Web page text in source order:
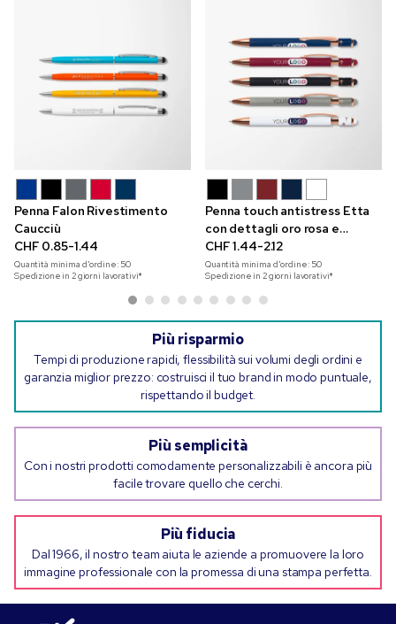
Penna Falon Rivestimento
Caucciù
CHF 0.85-1.44
Quantità minima d'ordine: 50
Spedizione in 2 giorni lavorativi*
Penna touch antistress Etta
con dettagli oro rosa e
stampa a colori
CHF 1.44-2.12
Quantità minima d'ordine: 50
Spedizione in 2 giorni lavorativi*
Più risparmio
Tempi di produzione rapidi, flessibilità sui volumi degli ordini e
garanzia miglior prezzo: costruisci il tuo brand in modo puntuale,
rispettando il budget.
Più semplicità
Con i nostri prodotti comodamente personalizzabili è ancora più
facile trovare quello che cerchi.
Più fiducia
Dal 1966, il nostro team aiuta le aziende a promuovere la loro
immagine professionale con la promessa di una stampa perfetta.